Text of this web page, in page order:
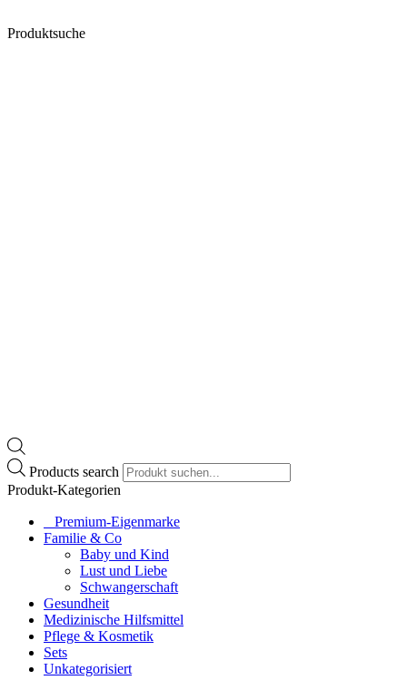
Produktsuche
Products search
Produkt-Kategorien
⠀​Premium-Eigenmarke
Familie & Co
Baby und Kind
Lust und Liebe
Schwangerschaft
Gesundheit
Medizinische Hilfsmittel
Pflege & Kosmetik
Sets
Unkategorisiert